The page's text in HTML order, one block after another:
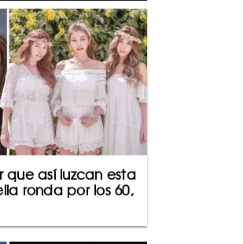
así luzcan esta
ronda por los 60,